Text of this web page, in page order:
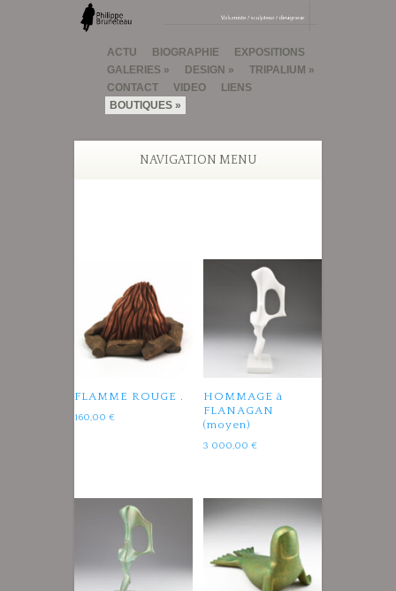
ACTU BIOGRAPHIE
EXPOSITIONS
GALERIES
DESIGN
TRIPALIUM
CONTACT
VIDEO
LIENS
BOUTIQUES
NAVIGATION MENU
FLAMME ROUGE .
160,00 €
HOMMAGE à
FLANAGAN
(moyen)
3 000,00 €